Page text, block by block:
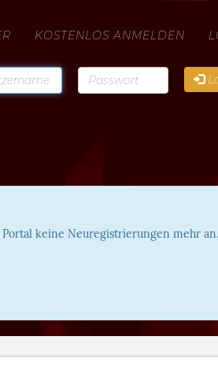
KOSTENLOS ANMELDEN
keine Neuregistrierungen mehr an.